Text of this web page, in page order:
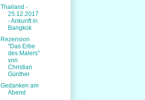
Thailand -
25.12.2017
- Ankunft in
Bangkok
Rezension
"Das Erbe
des Malers"
von
Christian
Günther
Gedanken am
Abend